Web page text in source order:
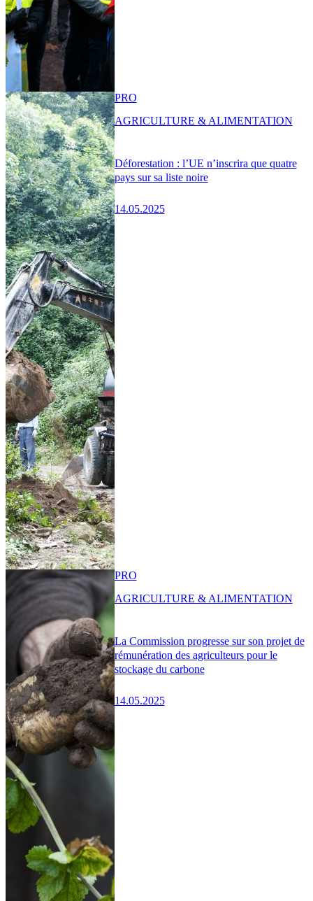
Déforestation : l’UE n’inscrira que quatre
pays sur sa liste noire
14.05.2025
PRO
AGRICULTURE & ALIMENTATION
La Commission progresse sur son projet de
rémunération des agriculteurs pour le
stockage du carbone
14.05.2025
PRO
AGRICULTURE & ALIMENTATION